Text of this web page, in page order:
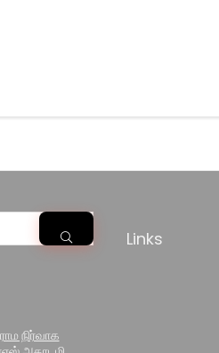
நிர்வாக
Links